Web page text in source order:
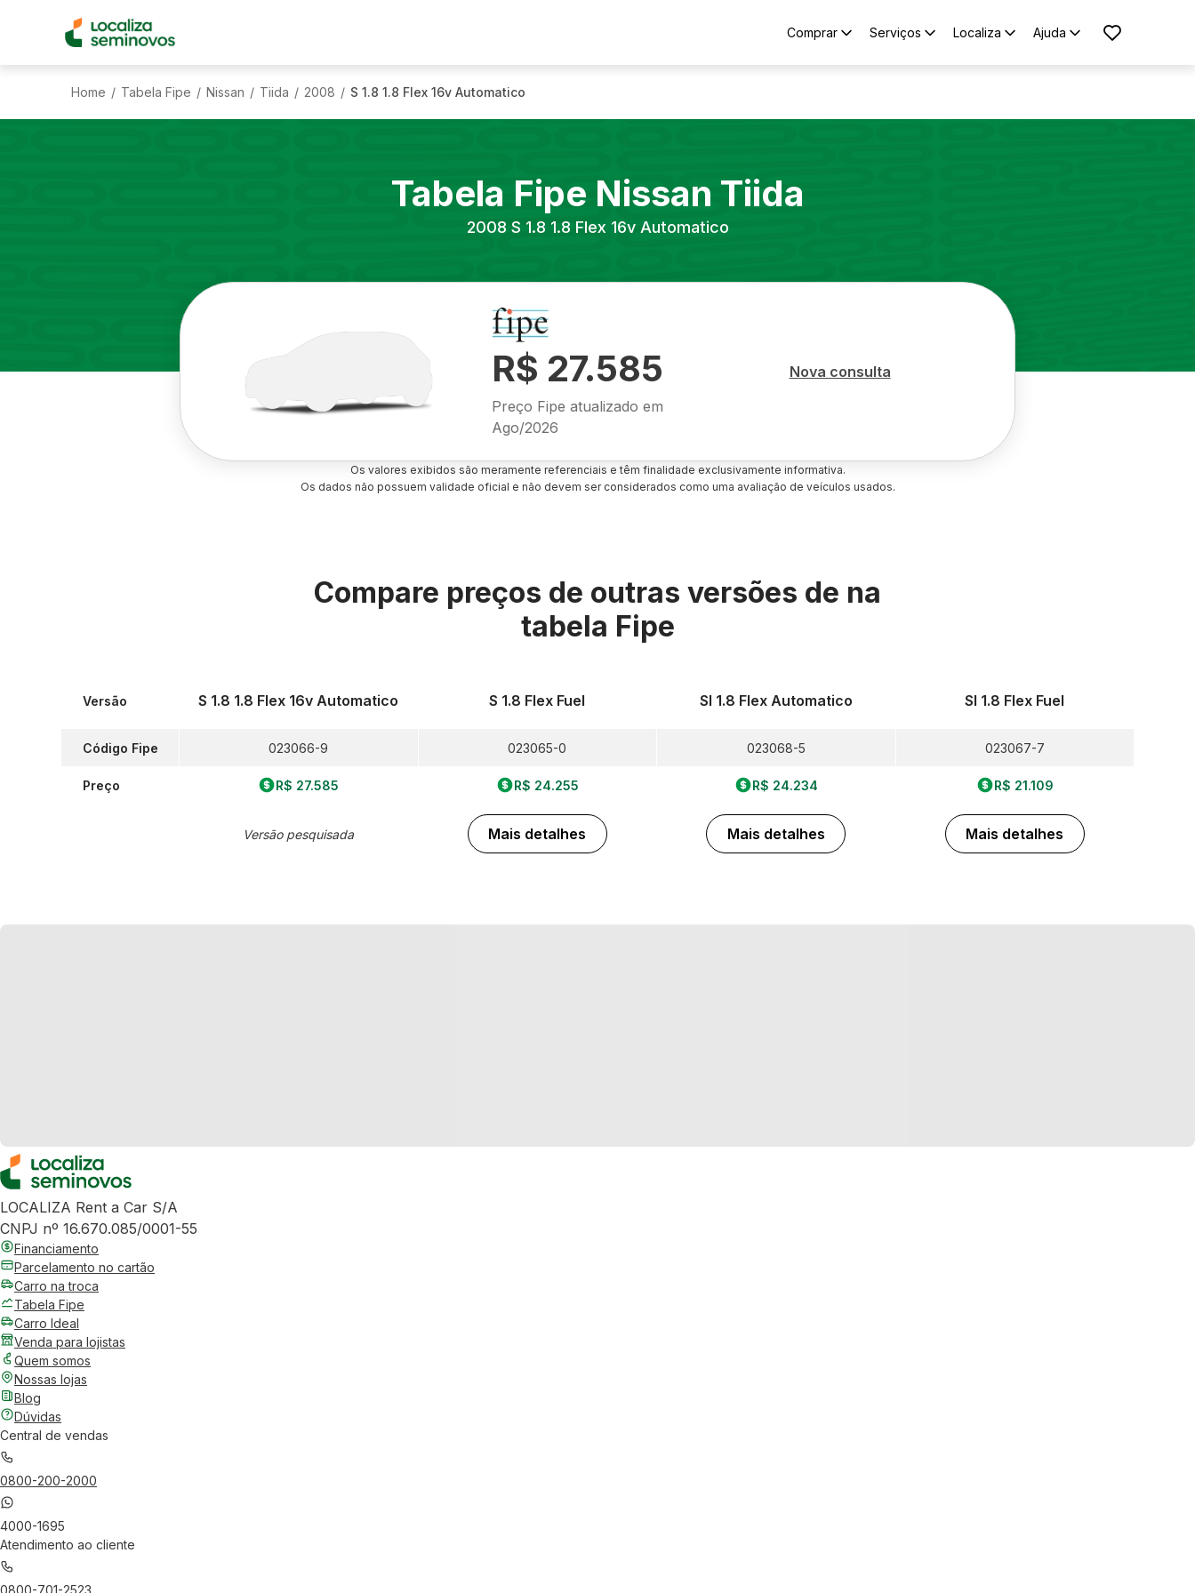
Comprar Serviços Localiza Ajuda
Home / Tabela Fipe / Nissan / Tiida / 2008 / S 1.8 1.8 Flex 16v Automatico
Tabela Fipe Nissan Tiida
2008 S 1.8 1.8 Flex 16v Automatico
R$ 27.585
Preço Fipe atualizado em
Ago/2026
Nova consulta
Os valores exibidos são meramente referenciais e têm finalidade exclusivamente informativa.
Os dados não possuem validade oficial e não devem ser considerados como uma avaliação de veículos usados.
Compare preços de outras versões de na
tabela Fipe
Versão
Código Fipe
Preço
S 1.8 1.8 Flex 16v Automatico
023066-9
R$ 27.585
Versão pesquisada
S 1.8 Flex Fuel
023065-0
R$ 24.255
Mais detalhes
Sl 1.8 Flex Automatico
023068-5
R$ 24.234
Mais detalhes
Sl 1.8 Flex Fuel
023067-7
R$ 21.109
Mais detalhes
LOCALIZA Rent a Car S/A
CNPJ nº 16.670.085/0001-55
Financiamento
Parcelamento no cartão
Carro na troca
Tabela Fipe
Carro Ideal
Venda para lojistas
Quem somos
Nossas lojas
Blog
Dúvidas
Central de vendas
0800-200-2000
4000-1695
Atendimento ao cliente
0800-701-2523